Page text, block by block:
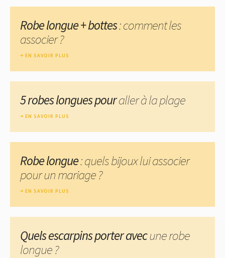
Robe longue + bottes: comment les
associer ?
EN SAVOIR PLUS
5 robes longues pouraller à la plage
EN SAVOIR PLUS
Robe longue: quels bijoux lui associer
pour un mariage ?
EN SAVOIR PLUS
Quels escarpins porter avecune robe
longue ?